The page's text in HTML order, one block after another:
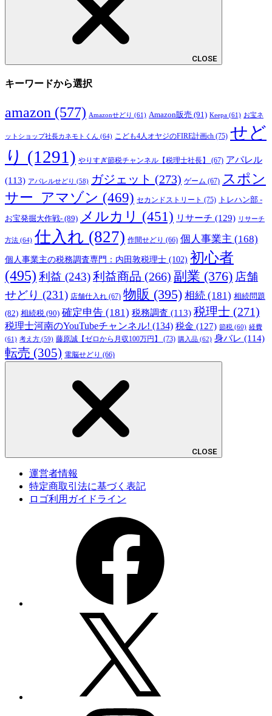
CLOSE
キーワードから選択
amazon (577) Amazonせどり (61) Amazon販売 (91) Keepa (61) お宝ネ
ットショップ社長カネモトくん (64) こども4人オヤジのFIRE計画ch (75) せど
り (1291) やりすぎ節税チャンネル【税理士社長】 (67) アパレル
(113) アパレルせどり (58) ガジェット (273) ゲーム (67) スポン
サー_アマゾン (469) セカンドストリート (75) トレハン部 -
お宝発掘大作戦- (89) メルカリ (451) リサーチ (129) リサーチ
方法 (64) 仕入れ (827) 作間せどり (66) 個人事業主 (168)
個人事業主の税務調査専門：内田敦税理士 (102) 初心者
(495) 利益 (243)利益商品 (266) 副業 (376) 店舗
せどり (231) 店舗仕入れ (67) 物販 (395) 相続 (181) 相続問題
(82) 相続税 (90) 確定申告 (181) 税務調査 (113) 税理士 (271)
税理士河南のYouTubeチャンネル! (134) 税金 (127) 節税 (60) 経費
(61) 考え方 (59) 藤原誠【ゼロから月収100万円】 (73) 購入品 (62) 身バレ (114)
転売 (305) 電脳せどり (66)
CLOSE
運営者情報
特定商取引法に基づく表記
ロゴ利用ガイドライン